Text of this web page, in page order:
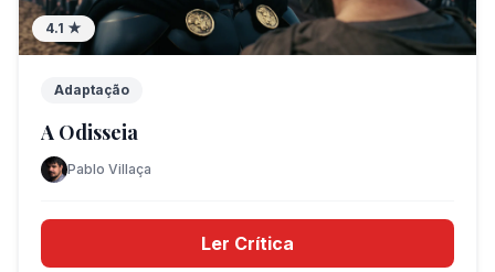
4.1 ★
Adaptação
A Odisseia
Pablo Villaça
Ler Crítica